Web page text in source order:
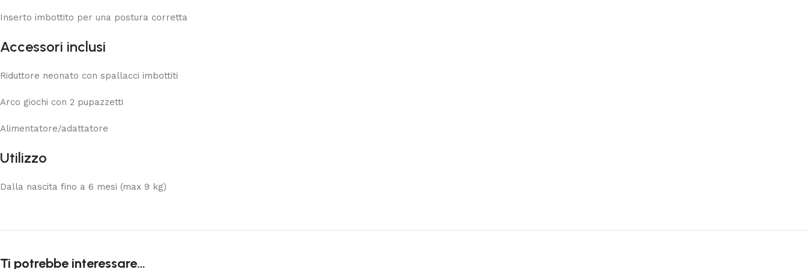
Inserto imbottito per una postura corretta
Accessori inclusi
Riduttore neonato con spallacci imbottiti
Arco giochi con 2 pupazzetti
Alimentatore/adattatore
Utilizzo
Dalla nascita fino a 6 mesi (max 9 kg)
Ti potrebbe interessare…